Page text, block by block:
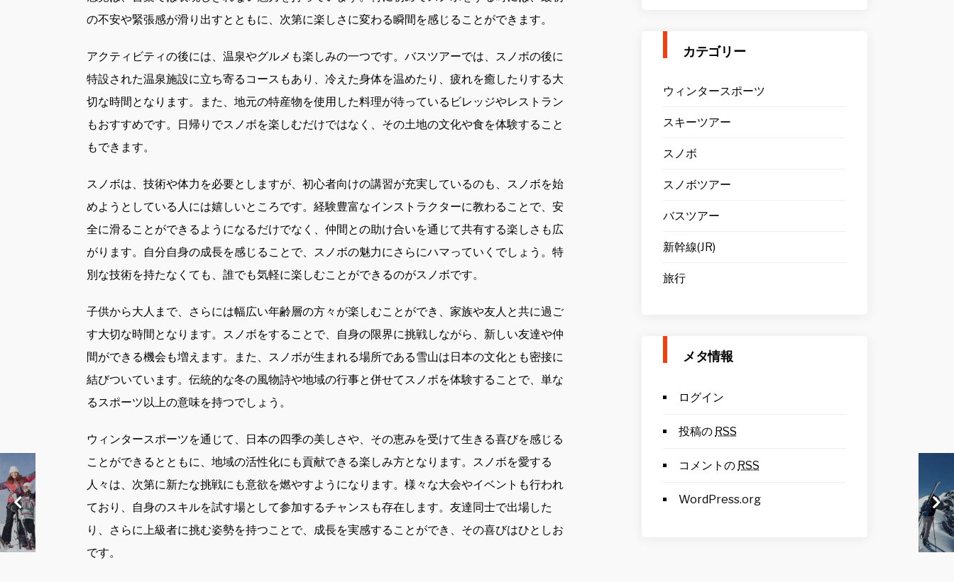
の不安や緊張感が滑り出すとともに、次第に楽しさに変わる瞬間を感じることができます。
アクティビティの後には、温泉やグルメも楽しみの一つです。バスツアーでは、スノボの後に
特設された温泉施設に立ち寄るコースもあり、冷えた身体を温めたり、疲れを癒したりする大
切な時間となります。また、地元の特産物を使用した料理が待っているビレッジやレストラン
もおすすめです。日帰りでスノボを楽しむだけではなく、その土地の文化や食を体験すること
もできます。
スノボは、技術や体力を必要としますが、初心者向けの講習が充実しているのも、スノボを始
めようとしている人には嬉しいところです。経験豊富なインストラクターに教わることで、安
全に滑ることができるようになるだけでなく、仲間との助け合いを通じて共有する楽しさも広
がります。自分自身の成長を感じることで、スノボの魅力にさらにハマっていくでしょう。特
別な技術を持たなくても、誰でも気軽に楽しむことができるのがスノボです。
子供から大人まで、さらには幅広い年齢層の方々が楽しむことができ、家族や友人と共に過ご
す大切な時間となります。スノボをすることで、自身の限界に挑戦しながら、新しい友達や仲
間ができる機会も増えます。また、スノボが生まれる場所である雪山は日本の文化とも密接に
結びついています。伝統的な冬の風物詩や地域の行事と併せてスノボを体験することで、単な
るスポーツ以上の意味を持つでしょう。
ウィンタースポーツを通じて、日本の四季の美しさや、その恵みを受けて生きる喜びを感じる
ことができるとともに、地域の活性化にも貢献できる楽しみ方となります。スノボを愛する
人々は、次第に新たな挑戦にも意欲を燃やすようになります。様々な大会やイベントも行われ
ており、自身のスキルを試す場として参加するチャンスも存在します。友達同士で出場した
り、さらに上級者に挑む姿勢を持つことで、成長を実感することができ、その喜びはひとしお
です。
カテゴリー
ウィンタースポーツ
スキーツアー
スノボ
スノボツアー
バスツアー
新幹線(JR)
旅行
メタ情報
ログイン
投稿の RSS
コメントの RSS
WordPress.org